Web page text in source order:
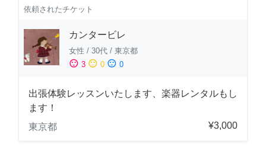
依頼されたチケット
カンタービレ
女性 / 30代 / 東京都
sentiment_satisfied 3 sentiment_neutral 0 sentiment_dissatisfied 0
出張体験レッスンいたします、楽器レンタルもし
ます！
東京都
¥3,000